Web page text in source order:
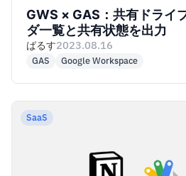
GWS × GAS：共有ドライ
ダ一覧と共有状態を出力
ばるす2023.08.16
GAS Google Workspace
SaaS